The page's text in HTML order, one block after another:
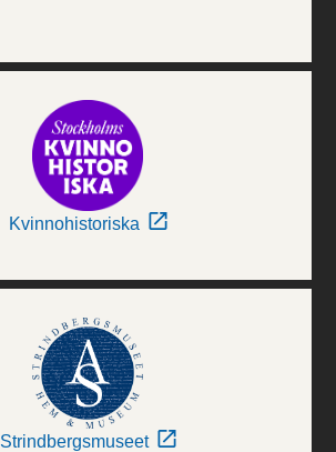
Kvinnohistoriska
Strindbergsmuseet